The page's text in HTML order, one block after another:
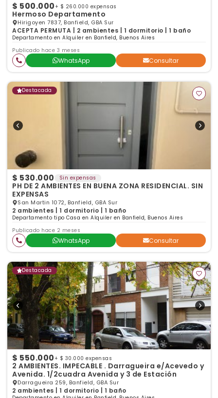
$ 500.000 + $ 260.000 expensas
Hermoso Departamento
Hirigoyen 7837, Banfield, GBA Sur
ACEPTA PERMUTA | 2 ambientes | 1 dormitorio | 1 baño
Departamento en Alquiler en Banfield, Buenos Aires
Publicado hace 3 meses
WhatsApp Consultar
Destacada
$ 530.000 Sin expensas
PH DE 2 AMBIENTES EN BUENA ZONA RESIDENCIAL. SIN
EXPENSAS
San Martin 1072, Banfield, GBA Sur
2 ambientes | 1 dormitorio | 1 baño
Departamento tipo Casa en Alquiler en Banfield, Buenos Aires
Publicado hace 2 meses
WhatsApp Consultar
Destacada
$ 550.000 + $ 30.000 expensas
2 AMBIENTES. IMPECABLE . Darragueira e/Acevedo y
Avenida. 1/2cuadra Avenida y 3 de Estación
Darragueira 259, Banfield, GBA Sur
2 ambientes | 1 dormitorio | 1 baño